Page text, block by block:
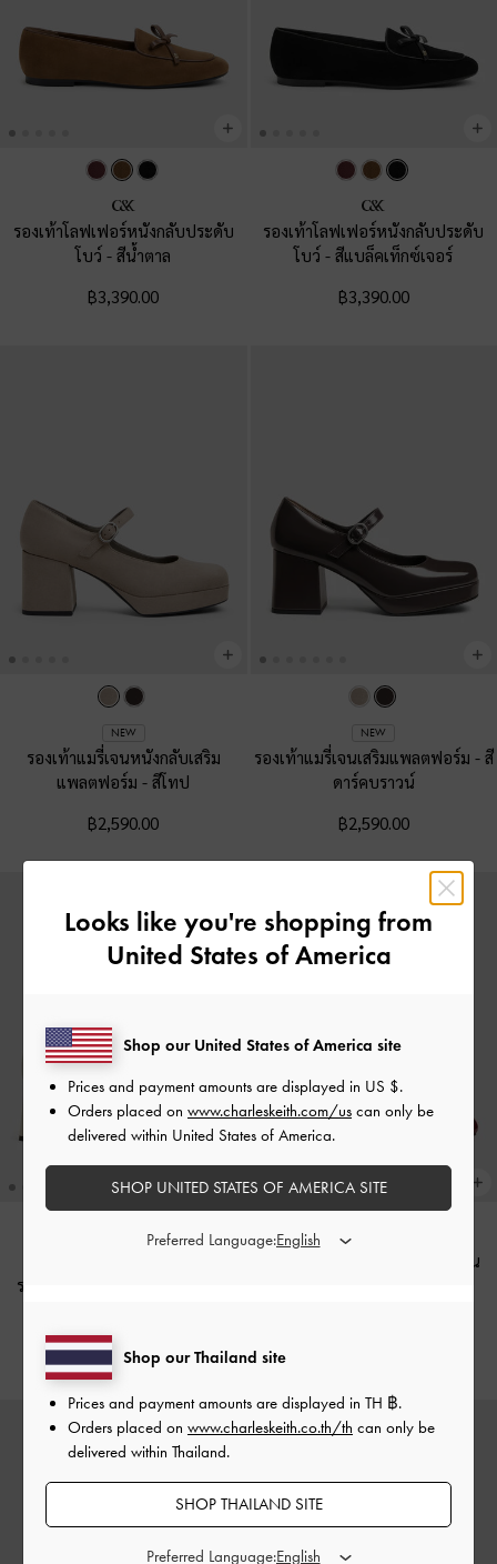
รองเท้าโลฟเฟอร์หนังกลับประดับ
โบว์-สีน้ำตาล
฿3,390.00
รองเท้าโลฟเฟอร์หนังกลับประดับ
โบว์-สีแบล็คเท็กซ์เจอร์
฿3,390.00
NEW
รองเท้าแมรี่เจนหนังกลับเสริม
แพลตฟอร์ม-สีโทป
฿2,590.00
NEW
รองเท้าแมรี่เจนเสริมแพลตฟอร์ม - สี
ดาร์คบราวน์
฿2,590.00
รองเท้าแมรี่เจนหนังแก้วเสริมส้น
฿2,790.00
รองเท้าแมรี่เจนหนังแก้วเสริมส้น
Looks like you're shopping from
United States of America
Shop our Thailand site
Prices and payment amounts are displayed in TH ฿.
Orders placed on www.charleskeith.co.th/th can only be
delivered within Thailand.
SHOP THAILAND SITE
Preferred Language:
Shop our United States of America site
Prices and payment amounts are displayed in US $.
Orders placed on www.charleskeith.com/us can only be
delivered within United States of America.
SHOP UNITED STATES OF AMERICA SITE
Preferred Language: